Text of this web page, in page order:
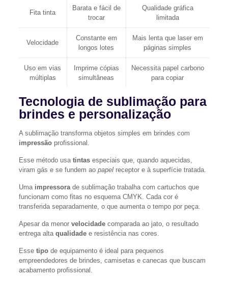
Fita tinta
Barata e fácil de
trocar
Qualidade gráfica
limitada
Velocidade
Constante em
longos lotes
Mais lenta que laser em
páginas simples
Uso em vias
múltiplas
Imprime cópias
simultâneas
Necessita papel carbono
para copiar
Tecnologia de sublimação para
brindes e personalização
A sublimação transforma objetos simples em brindes com
impressãoprofissional.
Esse método usa tintasespeciais que, quando aquecidas,
viram gás e se fundem ao papelreceptor e à superfície tratada.
Uma impressorade sublimação trabalha com cartuchos que
funcionam como fitas no esquema CMYK. Cada cor é
transferida separadamente, o que aumenta o tempo por peça.
Apesar da menor velocidadecomparada ao jato, o resultado
entrega alta qualidadee resistência nas cores.
Esse tipode equipamento é ideal para pequenos
empreendedores de brindes, camisetas e canecas que buscam
acabamento profissional.